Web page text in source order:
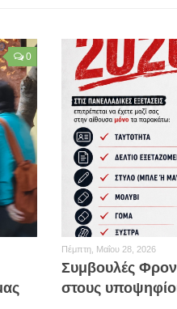
0
Πέμπτη, Μαΐου 28, 2026
Συμβουλές
στους